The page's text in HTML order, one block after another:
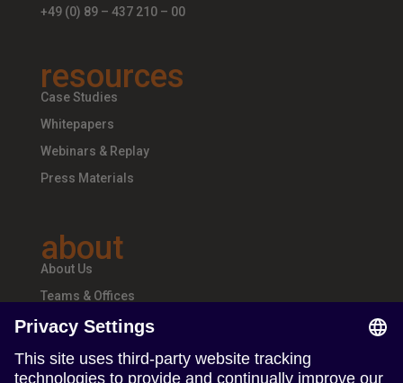
+49 (0) 89 – 437 210 – 00
resources
Case Studies
Whitepapers
Webinars & Replay
Press Materials
about
About Us
Teams & Offices
Careers